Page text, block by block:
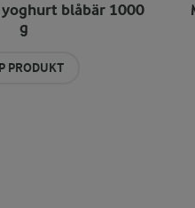
blåbär 1000
g
PRODUKT